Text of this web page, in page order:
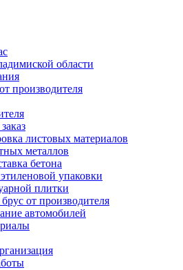
области
производителя
листовых материалов
металлов
бетона
упаковки
плитки
от производителя
автомобилей